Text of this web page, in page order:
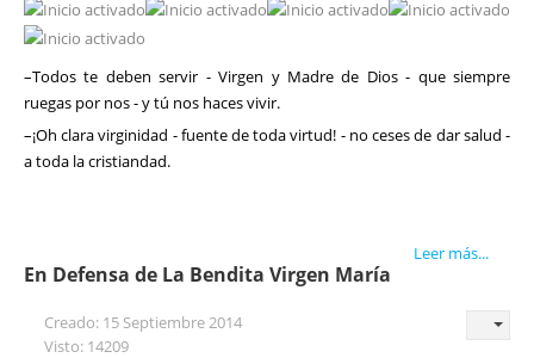
–Todos te deben servir - Virgen y Madre de Dios - que siempre
ruegas por nos - y tú nos haces vivir.
–¡Oh clara virginidad - fuente de toda virtud! - no ceses de dar salud -
a toda la cristiandad.
Leer más...
En Defensa de La Bendita Virgen María
Creado: 15 Septiembre 2014
Visto: 14209